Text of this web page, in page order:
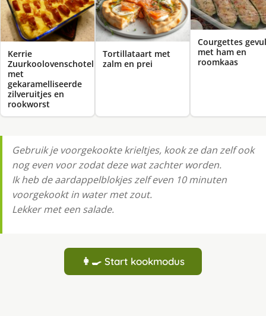
Kerrie
Zuurkoolovenschotel
met
gekaramelliseerde
zilveruitjes en
rookworst
Tortillataart met
zalm en prei
Courgettes
met ham en
roomkaas
Gebruik je voorgekookte krieltjes, kook ze dan zelf ook
nog even voor zodat deze wat zachter worden.
Ik heb de aardappelblokjes zelf even 10 minuten
voorgekookt in water met zout.
Lekker met een salade.
👩‍🍳 Start kookmodus